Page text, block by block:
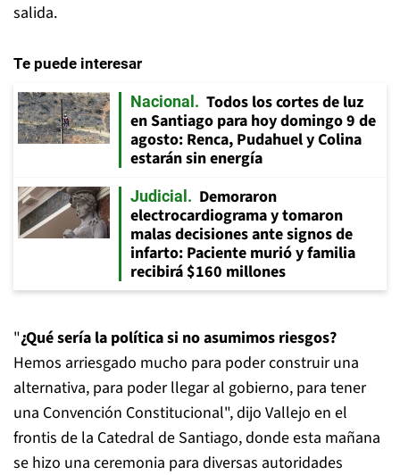
salida.
Te puede interesar
Nacional
Todos los cortes de luz
en Santiago para hoy domingo 9 de
agosto: Renca, Pudahuel y Colina
estarán sin energía
Judicial
Demoraron
electrocardiograma y tomaron
malas decisiones ante signos de
infarto: Paciente murió y familia
recibirá $160 millones
"¿Qué sería la política si no asumimos riesgos?
Hemos arriesgado mucho para poder construir una
alternativa, para poder llegar al gobierno, para tener
una Convención Constitucional", dijo Vallejo en el
frontis de la Catedral de Santiago, donde esta mañana
se hizo una ceremonia para diversas autoridades